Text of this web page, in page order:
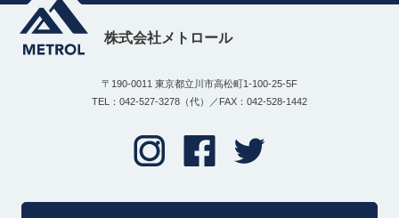
株式会社メトロール
〒190-0011 東京都立川市高松町1-100-25-5F
TEL：042-527-3278（代）／FAX：042-528-1442